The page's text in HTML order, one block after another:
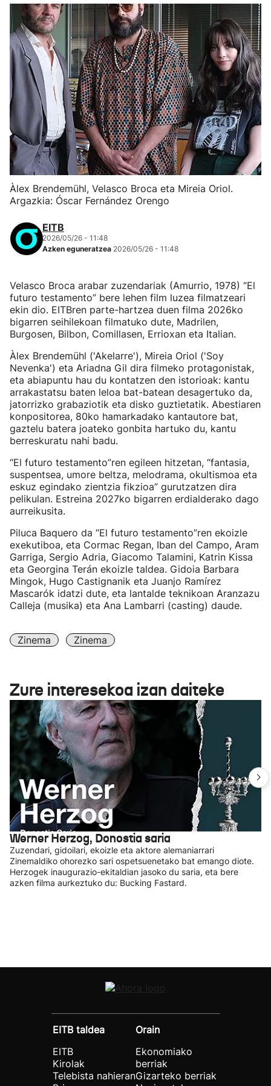
Àlex Brendemühl, Velasco Broca eta Mireia Oriol.
Argazkia: Óscar Fernández Orengo
EITB
2026/05/26 - 11:48
Azken eguneratzea 2026/05/26 - 11:48
Velasco Broca arabar zuzendariak (Amurrio, 1978) “El
futuro testamento” bere lehen film luzea filmatzeari
ekin dio. EITBren parte-hartzea duen filma 2026ko
bigarren seihilekoan filmatuko dute, Madrilen,
Burgosen, Bilbon, Comillasen, Errioxan eta Italian.
Àlex Brendemühl ('Akelarre'), Mireia Oriol ('Soy
Nevenka') eta Ariadna Gil dira filmeko protagonistak,
eta abiapuntu hau du kontatzen den istorioak: kantu
arrakastatsu baten leloa bat-batean desagertuko da,
jatorrizko grabaziotik eta disko guztietatik. Abestiaren
konpositorea, 80ko hamarkadako kantautore bat,
gaztelu batera joateko gonbita hartuko du, kantu
berreskuratu nahi badu.
“El futuro testamento”ren egileen hitzetan, “fantasia,
suspentsea, umore beltza, melodrama, okultismoa eta
eskuz egindako zientzia fikzioa” gurutzatzen dira
pelikulan. Estreina 2027ko bigarren erdialderako dago
aurreikusita.
Piluca Baquero da “El futuro testamento”ren ekoizle
exekutiboa, eta Cormac Regan, Iban del Campo, Aram
Garriga, Sergio Adria, Giacomo Talamini, Katrin Kissa
eta Georgina Terán ekoizle taldea. Gidoia Barbara
Mingok, Hugo Castignanik eta Juanjo Ramírez
Mascarók idatzi dute, eta lantalde teknikoan Aranzazu
Calleja (musika) eta Ana Lambarri (casting) daude.
Zinema Zinema
Zure interesekoa izan daiteke
Werner Herzog, Donostia saria
Zuzendari, gidoilari, ekoizle eta aktore alemaniarrari
Zinemaldiko ohorezko sari ospetsuenetako bat emango diote.
Herzogek inaugurazio-ekitaldian jasoko du saria, eta bere
azken filma aurkeztuko du: Bucking Fastard.
EITB taldea
EITB
Kirolak
Telebista nahieran
Orain
Ekonomiako
berriak
Gizarteko berriak